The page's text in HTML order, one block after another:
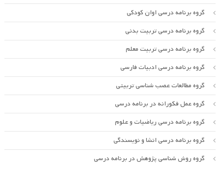
گروه برنامه درسی اوان کودکی
گروه برنامه درسی تربیت بدنی
گروه برنامه درسی تربیت معلم
گروه برنامه درسی ادبیات فارسی
گروه مطالعات عصب شناسی تربیتی
گروه عمل فکورانه در برنامه درسی
گروه برنامه درسی ریاضیات و علوم
گروه برنامه درسی انشا و نویسندگی
گروه روش شناسی پژوهش در برنامه درسی